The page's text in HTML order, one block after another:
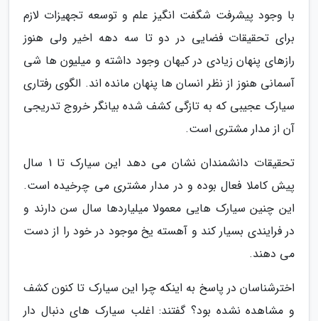
با وجود پیشرفت شگفت انگیز علم و توسعه تجهیزات لازم
برای تحقیقات فضایی در دو تا سه دهه اخیر ولی هنوز
رازهای پنهان زیادی در کیهان وجود داشته و میلیون ها شی
آسمانی هنوز از نظر انسان ها پنهان مانده اند. الگوی رفتاری
سیارک عجیبی که به تازگی کشف شده بیانگر خروج تدریجی
آن از مدار مشتری است.
تحقیقات دانشمندان نشان می دهد این سیارک تا 1 سال
پیش کاملا فعال بوده و در مدار مشتری می چرخیده است.
این چنین سیارک هایی معمولا میلیاردها سال سن دارند و
در فرایندی بسیار کند و آهسته یخ موجود در خود را از دست
می دهند.
اخترشناسان در پاسخ به اینکه چرا این سیارک تا کنون کشف
و مشاهده نشده بود؟ گفتند: اغلب سیارک های دنبال دار